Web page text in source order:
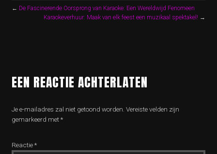
← De Fascinerende Oorsprong van Karaoke: Een Wereldwijd Fenomeen
Karaokeverhuur: Maak van elk feest een muzikaal spektakel! →
EEN REACTIE ACHTERLATEN
Je e-mailadres zal niet getoond worden. Vereiste velden zijn
gemarkeerd met*
Reactie*